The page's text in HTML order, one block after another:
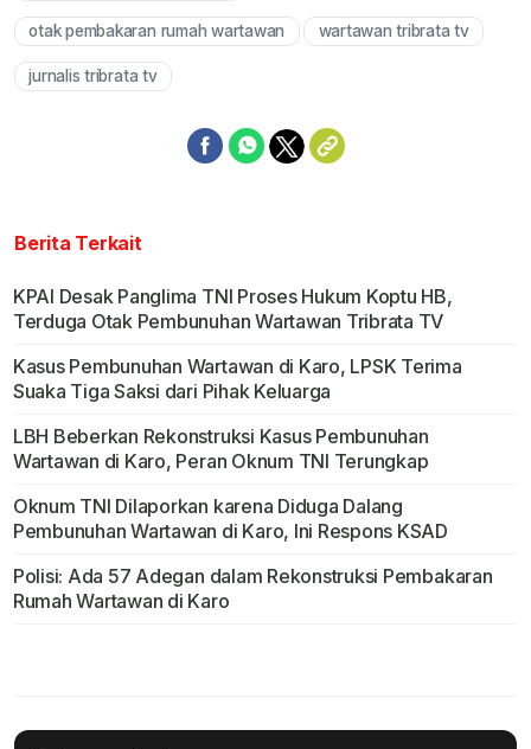
otak pembakaran rumah wartawan wartawan tribrata tv
jurnalis tribrata tv
Berita Terkait
KPAI Desak Panglima TNI Proses Hukum Koptu HB,
Terduga Otak Pembunuhan Wartawan Tribrata TV
Kasus Pembunuhan Wartawan di Karo, LPSK Terima
Suaka Tiga Saksi dari Pihak Keluarga
LBH Beberkan Rekonstruksi Kasus Pembunuhan
Wartawan di Karo, Peran Oknum TNI Terungkap
Oknum TNI Dilaporkan karena Diduga Dalang
Pembunuhan Wartawan di Karo, Ini Respons KSAD
Polisi: Ada 57 Adegan dalam Rekonstruksi Pembakaran
Rumah Wartawan di Karo